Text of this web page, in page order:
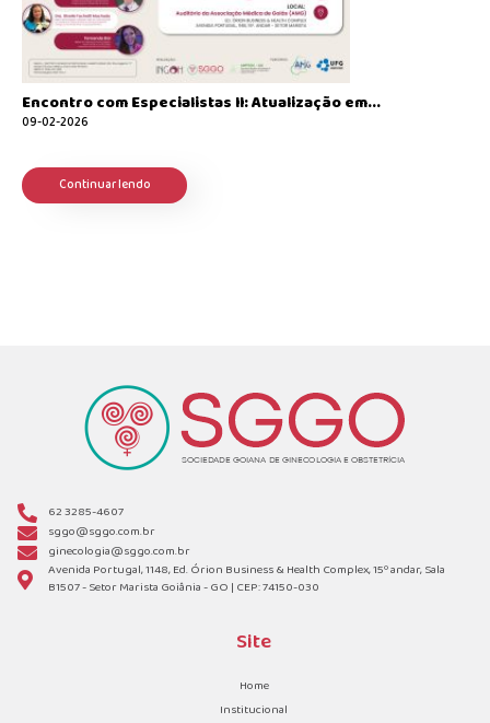
Encontro com Especialistas II: Atualização em...
09-02-2026
Continuar lendo
62 3285-4607
sggo@sggo.com.br
ginecologia@sggo.com.br
Avenida Portugal, 1148, Ed. Órion Business & Health Complex, 15º andar, Sala
B1507 - Setor Marista Goiânia - GO | CEP: 74150-030
Site
Home
Institucional